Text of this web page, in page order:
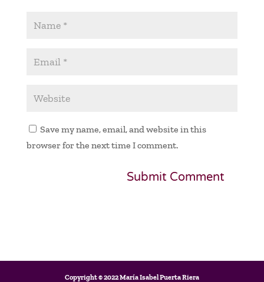
Save my name, email, and website in this
browser for the next time I comment.
Copyright © 2022 María Isabel Puerta Riera